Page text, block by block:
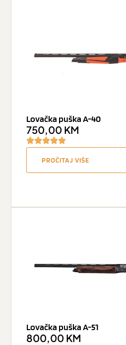
Lovačka puška A-40
750,00 KM
PROČITAJ VIŠE
Lovačka puška A-51
800,00 KM